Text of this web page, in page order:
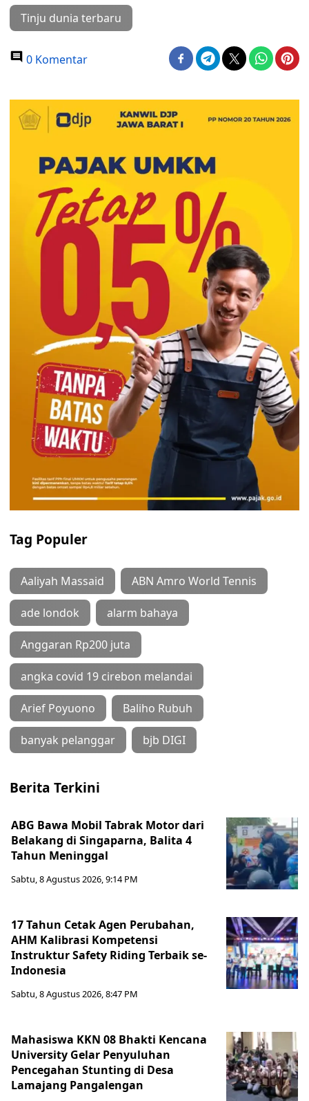
Tinju dunia terbaru
0 Komentar
Tag Populer
Aaliyah Massaid ABN Amro World Tennis
ade londok alarm bahaya
Anggaran Rp200 juta
angka covid 19 cirebon melandai
Arief Poyuono Baliho Rubuh
banyak pelanggar bjb DIGI
Berita Terkini
ABG Bawa Mobil Tabrak Motor dari
Belakang di Singaparna, Balita 4
Tahun Meninggal
Sabtu, 8 Agustus 2026, 9:14 PM
17 Tahun Cetak Agen Perubahan,
AHM Kalibrasi Kompetensi
Instruktur Safety Riding Terbaik se-
Indonesia
Sabtu, 8 Agustus 2026, 8:47 PM
Mahasiswa KKN 08 Bhakti Kencana
University Gelar Penyuluhan
Pencegahan Stunting di Desa
Lamajang Pangalengan